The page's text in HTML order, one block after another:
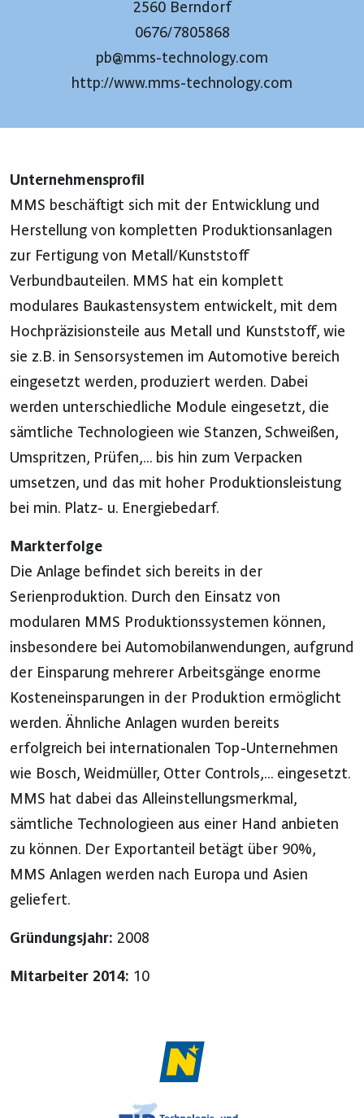
2560 Berndorf
0676/7805868
pb@mms-technology.com
http://www.mms-technology.com
Unternehmensprofil
MMS beschäftigt sich mit der Entwicklung und
Herstellung von kompletten Produktionsanlagen
zur Fertigung von Metall/Kunststoff
Verbundbauteilen. MMS hat ein komplett
modulares Baukastensystem entwickelt, mit dem
Hochpräzisionsteile aus Metall und Kunststoff, wie
sie z.B. in Sensorsystemen im Automotive bereich
eingesetzt werden, produziert werden. Dabei
werden unterschiedliche Module eingesetzt, die
sämtliche Technologieen wie Stanzen, Schweißen,
Umspritzen, Prüfen,... bis hin zum Verpacken
umsetzen, und das mit hoher Produktionsleistung
bei min. Platz- u. Energiebedarf.
Markterfolge
Die Anlage befindet sich bereits in der
Serienproduktion. Durch den Einsatz von
modularen MMS Produktionssystemen können,
insbesondere bei Automobilanwendungen, aufgrund
der Einsparung mehrerer Arbeitsgänge enorme
Kosteneinsparungen in der Produktion ermöglicht
werden. Ähnliche Anlagen wurden bereits
erfolgreich bei internationalen Top-Unternehmen
wie Bosch, Weidmüller, Otter Controls,... eingesetzt.
MMS hat dabei das Alleinstellungsmerkmal,
sämtliche Technologieen aus einer Hand anbieten
zu können. Der Exportanteil betägt über 90%,
MMS Anlagen werden nach Europa und Asien
geliefert.
Gründungsjahr: 2008
Mitarbeiter 2014: 10